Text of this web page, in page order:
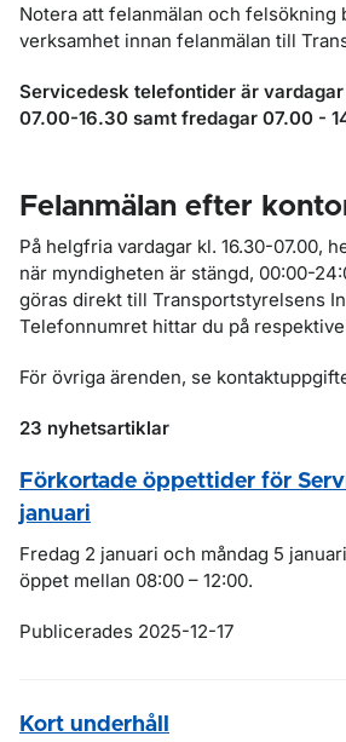
Notera att felanmälan och felsökning
verksamhet innan felanmälan till
Servicedesk telefontider är
07.00-16.30 samt fredagar 07.00 -
Felanmälan efter
På helgfria vardagar kl. 16.30-07.00,
när myndigheten är stängd, 00:00-
göras direkt till Transportstyrelsens
Telefonnumret hittar du på
För övriga ärenden, se
23 nyhetsartiklar
Förkortade öppettider för
januari
Fredag 2 januari och måndag 5
öppet mellan 08:00 – 12:00.
Publicerades 2025-12-17
Kort underhåll